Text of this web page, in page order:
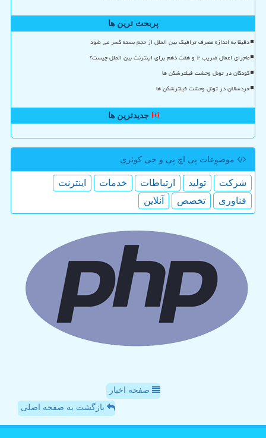
پربحث ترین ها
دقیقا به اندازه مصرف ترافیک بین الملل از حجم بسته کسر می شود
ماجرای اعمال ضریب ۲ و هفت دهم برای اینترنت بین الملل چیست؟
کودکان در تونل وحشت فیلترشکن ها
خردسالان در تونل وحشت فیلترشکن ها
جدیدترین ها
موضوعات پی اچ پی و جی كوئری
شركت تولید ارتباطات خدمات
اینترنت
فناوری
تخصص آنلاین
صفحه اخبار
بازگشت به صفحه اصلی